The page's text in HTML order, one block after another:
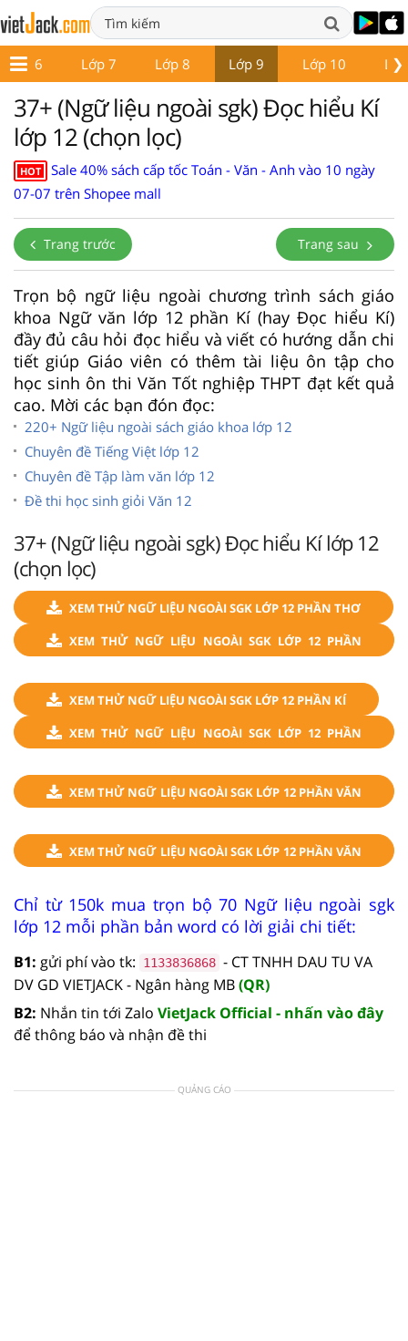
❯
Lớp 6 Lớp 7 Lớp 8 Lớp 9 Lớp 10
37+ (Ngữ liệu ngoài sgk) Đọc hiểu Kí
lớp 12 (chọn lọc)
HOT
Sale 40% sách cấp tốc Toán - Văn - Anh vào 10 ngày
07-07 trên Shopee mall
Trang trước Trang sau
Trọn bộ ngữ liệu ngoài chương trình sách giáo
khoa Ngữ văn lớp 12 phần Kí (hay Đọc hiểu Kí)
đầy đủ câu hỏi đọc hiểu và viết có hướng dẫn chi
tiết giúp Giáo viên có thêm tài liệu ôn tập cho
học sinh ôn thi Văn Tốt nghiệp THPT đạt kết quả
cao. Mời các bạn đón đọc:
220+ Ngữ liệu ngoài sách giáo khoa lớp 12
Chuyên đề Tiếng Việt lớp 12
Chuyên đề Tập làm văn lớp 12
Đề thi học sinh giỏi Văn 12
37+ (Ngữ liệu ngoài sgk) Đọc hiểu Kí lớp 12
(chọn lọc)
XEM THỬ NGỮ LIỆU NGOÀI SGK LỚP 12 PHẦN THƠ
XEM THỬ NGỮ LIỆU NGOÀI SGK LỚP 12 PHẦN
XEM THỬ NGỮ LIỆU NGOÀI SGK LỚP 12 PHẦN KÍ
XEM THỬ NGỮ LIỆU NGOÀI SGK LỚP 12 PHẦN
XEM THỬ NGỮ LIỆU NGOÀI SGK LỚP 12 PHẦN VĂN
XEM THỬ NGỮ LIỆU NGOÀI SGK LỚP 12 PHẦN VĂN
Chỉ từ 150k mua trọn bộ 70 Ngữ liệu ngoài sgk
lớp 12 mỗi phần bản word có lời giải chi tiết:
B1: gửi phí vào tk: 1133836868 - CT TNHH DAU TU VA
DV GD VIETJACK - Ngân hàng MB(QR)
B2: Nhắn tin tới Zalo VietJack Official - nhấn vào đây
để thông báo và nhận đề thi
QUẢNG CÁO